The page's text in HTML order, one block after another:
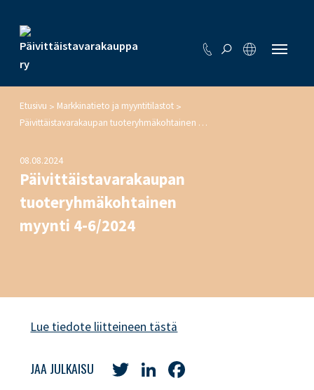
Etusivu > Markkinatieto ja myyntitilastot >
Päivittäistavarakaupan tuoteryhmäkohtainen myynti 4-6/2024
08.08.2024
Päivittäistavarakaupan
tuoteryhmäkohtainen
myynti 4-6/2024
Lue tiedote liitteineen tästä
JAA JULKAISU TwitterLinkedIn